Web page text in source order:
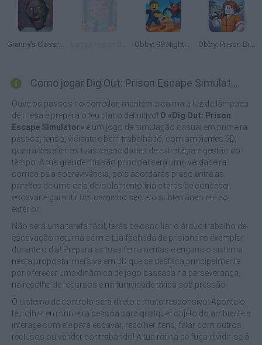
Granny's Classroom Nightmare Obby: 99 Nights Escape +1 Speed Obby: Prison Digger
Como jogar Dig Out: Prison Escape Simulator?
Ouve os passos no corredor, mantém a calma à luz da lâmpada
de mesa e prepara o teu plano definitivo! O «Dig Out: Prison
Escape Simulator» é um jogo de simulação casual em primeira
pessoa, tenso, viciante e bem trabalhado, com ambientes 3D,
que irá desafiar as tuas capacidades de estratégia e gestão do
tempo. A tua grande missão principal será uma verdadeira
corrida pela sobrevivência, pois acordarás preso entre as
paredes de uma cela de isolamento fria e terás de conceber,
escavar e garantir um caminho secreto subterrâneo até ao
exterior.
Não será uma tarefa fácil; terás de conciliar o árduo trabalho de
escavação noturna com a tua fachada de prisioneiro exemplar
durante o dia! Prepara as tuas ferramentas e engana o sistema
nesta proposta imersiva em 3D que se destaca principalmente
por oferecer uma dinâmica de jogo baseada na perseverança,
na recolha de recursos e na furtividade tática sob pressão.
O sistema de controlo será direto e muito responsivo. Aponta o
teu olhar em primeira pessoa para qualquer objeto do ambiente e
interage com ele para escavar, recolher itens, falar com outros
reclusos ou vender contrabando! A tua rotina de fuga dividir-se-á